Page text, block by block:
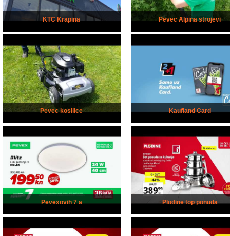
KTC Krapina Pevec Alpina strojevi
Pevec kosilice Kaufland Card
Pevexovih 7 a Plodine top ponuda